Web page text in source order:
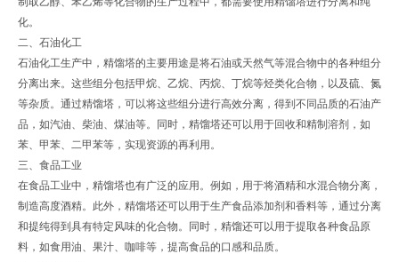
化。
二、石油化工
石油化工生产中，精馏塔的主要用途是将石油或天然气等混合物中的各种组分
分离出来。这些组分包括甲烷、乙烷、丙烷、丁烷等烃类化合物，以及硫、氮
等杂质。通过精馏塔，可以将这些组分进行高效分离，得到不同品质的石油产
品，如汽油、柴油、煤油等。同时，精馏塔还可以用于回收和精制溶剂，如
苯、甲苯、二甲苯等，实现资源的再利用。
三、食品工业
在食品工业中，精馏塔也有广泛的应用。例如，用于将酒精和水混合物分离，
制造高度酒精。此外，精馏塔还可以用于生产食品添加剂和香料等，通过分离
和提纯得到具有特定风味的化合物。同时，精馏还可以用于提取各种食品原
料，如食用油、果汁、咖啡等，提高食品的口感和品质。